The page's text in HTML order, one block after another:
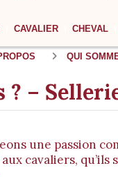
CAVALIER CHEVAL
QUI
–
une passion
cavaliers,